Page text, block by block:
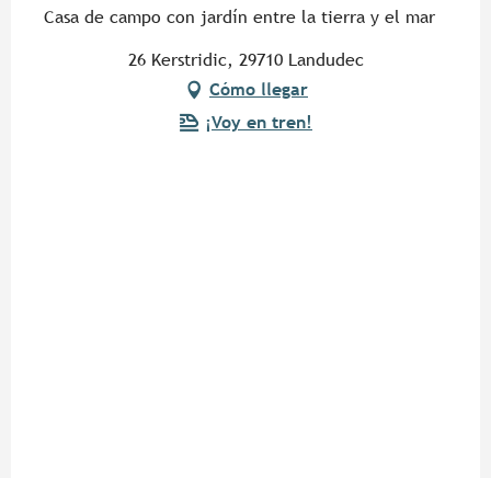
Casa de campo con jardín entre la tierra y el mar
26 Kerstridic, 29710 Landudec
Cómo llegar
¡Voy en tren!